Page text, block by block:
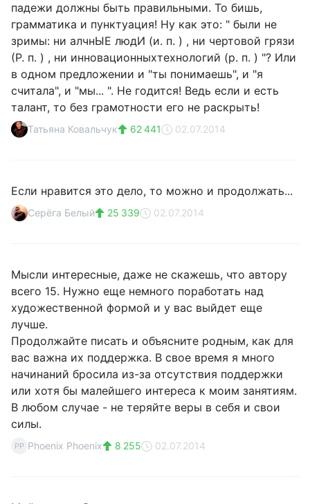
падежи должны быть правильными. То бишь,
грамматика и пунктуация! Ну как это: " были не
зримы: ни алчнЫЕ людИ (и. п. ) , ни чертовой грязи
(Р. п. ) , ни инновационныхтехнологий (р. п. ) "? Или
в одном предложении и "ты понимаешь", и "я
считала", и "мы... ". Не годится! Ведь если и есть
талант, то без грамотности его не раскрыть!
Татьяна Ковальчук 62 441 02.07.2014
Если нравится это дело, то можно и продолжать...
Серёга Белый 25 339 02.07.2014
Мысли интересные, даже не скажешь, что автору
всего 15. Нужно еще немного поработать над
художественной формой и у вас выйдет еще
лучше.
Продолжайте писать и объясните родным, как для
вас важна их поддержка. В свое время я много
начинаний бросила из-за отсутствия поддержки
или хотя бы малейшего интереса к моим занятиям.
В любом случае - не теряйте веры в себя и свои
силы.
PP Phoenix Phoenix 8 255 02.07.2014